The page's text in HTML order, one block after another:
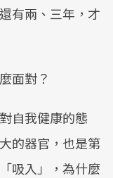
有兩、三年，才
面對？
自我健康的態
的器官，也是第
吸入」，為什麼